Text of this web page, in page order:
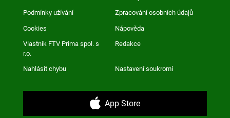
Podmínky užívání Zpracování osobních údajů
Cookies Nápověda
Vlastník FTV Prima spol. s
r.o.
Redakce
Nahlásit chybu Nastavení soukromí
App Store